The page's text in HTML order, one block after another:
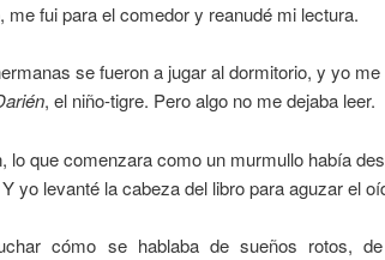
me fui para el comedor y reanudé mi lectura.
se fueron a jugar al dormitorio, y yo
, el niño-tigre. Pero algo no me dejaba leer.
lo que comenzara como un murmullo había
yo levanté la cabeza del libro para aguzar el
cómo se hablaba de sueños rotos,